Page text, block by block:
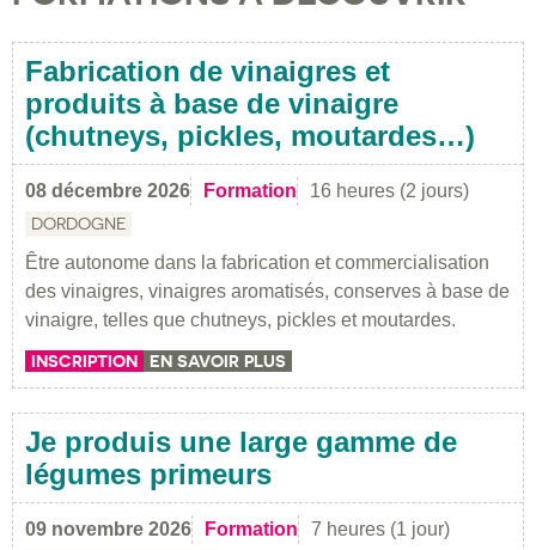
Fabrication de vinaigres et
produits à base de vinaigre
(chutneys, pickles, moutardes…)
08 décembre 2026 Formation 16 heures (2 jours)
DORDOGNE
Être autonome dans la fabrication et commercialisation
des vinaigres, vinaigres aromatisés, conserves à base de
vinaigre, telles que chutneys, pickles et moutardes.
INSCRIPTION EN SAVOIR PLUS
Je produis une large gamme de
légumes primeurs
09 novembre 2026 Formation 7 heures (1 jour)